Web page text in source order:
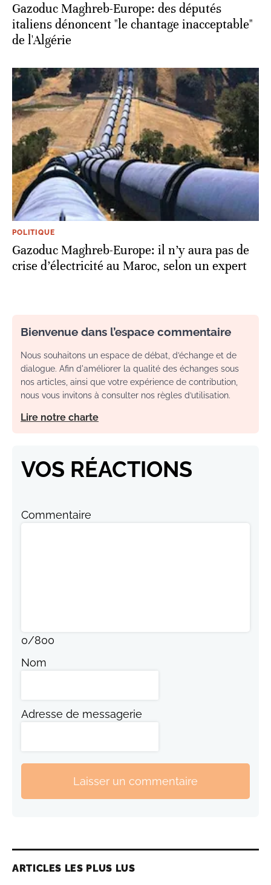
Gazoduc Maghreb-Europe: des députés
italiens dénoncent "le chantage inacceptable"
de l'Algérie
POLITIQUE
Gazoduc Maghreb-Europe: il n’y aura pas de
crise d’électricité au Maroc, selon un expert
Bienvenue dans l’espace commentaire
Nous souhaitons un espace de débat, d’échange et de
dialogue. Afin d'améliorer la qualité des échanges sous
nos articles, ainsi que votre expérience de contribution,
nous vous invitons à consulter nos règles d’utilisation.
Lire notre charte
VOS RÉACTIONS
Commentaire
0/800
Nom
Adresse de messagerie
Laisser un commentaire
ARTICLES LES PLUS LUS